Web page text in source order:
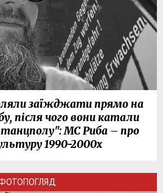
заїжджати прямо на
після чого вони катали
МС Риба – про
1990-2000х